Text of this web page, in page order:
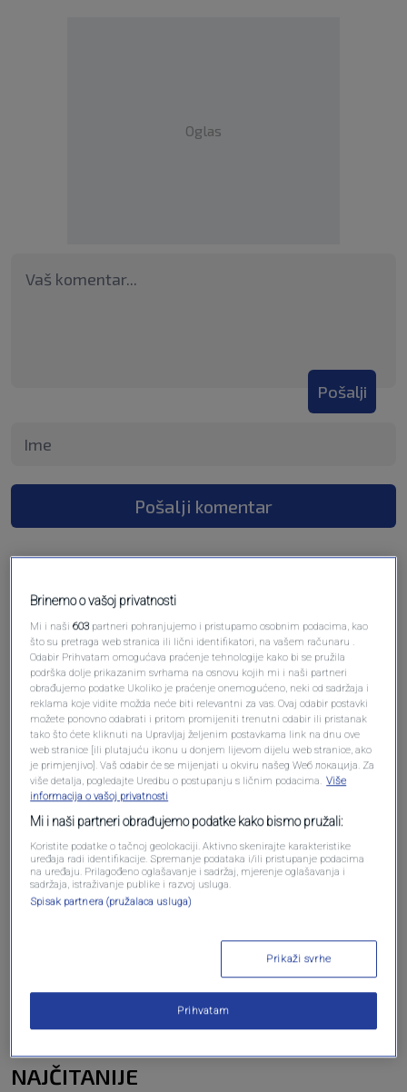
Oglas
Pošalji
Pošalji komentar
Oglas
NAJČITANIJE
Brinemo o vašoj privatnosti
Mi i naši603 partneri pohranjujemo i pristupamo osobnim podacima, kao
što su pretraga web stranica ili lični identifikatori, na vašem računaru .
Odabir Prihvatam omogućava praćenje tehnologije kako bi se pružila
podrška dolje prikazanim svrhama na osnovu kojih mi i naši partneri
obrađujemo podatke Ukoliko je praćenje onemogućeno, neki od sadržaja i
reklama koje vidite možda neće biti relevantni za vas. Ovaj odabir postavki
možete ponovno odabrati i pritom promijeniti trenutni odabir ili pristanak
tako što ćete kliknuti na Upravljaj željenim postavkama link na dnu ove
web stranice [ili plutajuću ikonu u donjem lijevom dijelu web stranice, ako
je primjenjivo]. Vaš odabir će se mijenjati u okviru našeg Wеб локација. Za
više detalja, pogledajte Uredbu o postupanju s ličnim podacima. Više
informacija o vašoj privatnosti
Mi i naši partneri obrađujemo podatke kako bismo pružali:
Koristite podatke o tačnoj geolokaciji. Aktivno skenirajte karakteristike
uređaja radi identifikacije. Spremanje podataka i/ili pristupanje podacima
na uređaju. Prilagođeno oglašavanje i sadržaj, mjerenje oglašavanja i
sadržaja, istraživanje publike i razvoj usluga.
Spisak partnera (pružalaca usluga)
Prikaži svrhe
Prihvatam